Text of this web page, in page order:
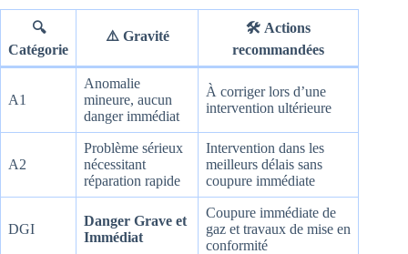
🔍
Catégorie
⚠️ Gravité
🛠️ Actions
recommandées
A1
Anomalie
mineure, aucun
danger immédiat
À corriger lors d’une
intervention ultérieure
A2
Problème sérieux
nécessitant
réparation rapide
Intervention dans les
meilleurs délais sans
coupure immédiate
DGI
Danger Grave et
Immédiat
Coupure immédiate de
gaz et travaux de mise en
conformité